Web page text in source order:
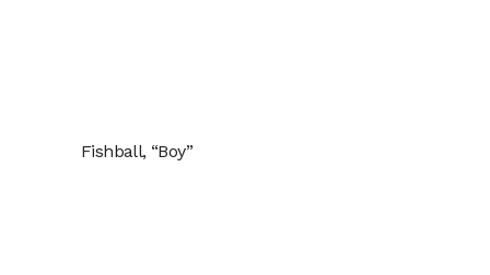
Fishball, “Boy”